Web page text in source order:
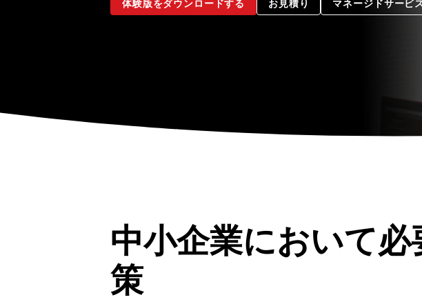
体験版をダウンロードする お見積り マネージドサービ
中小企業において
策